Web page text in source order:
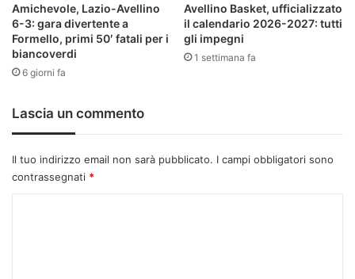
Amichevole, Lazio-Avellino
6-3: gara divertente a
Formello, primi 50′ fatali per i
biancoverdi
6 giorni fa
Avellino Basket, ufficializzato
il calendario 2026-2027: tutti
gli impegni
1 settimana fa
Lascia un commento
Il tuo indirizzo email non sarà pubblicato. I campi obbligatori sono
contrassegnati *